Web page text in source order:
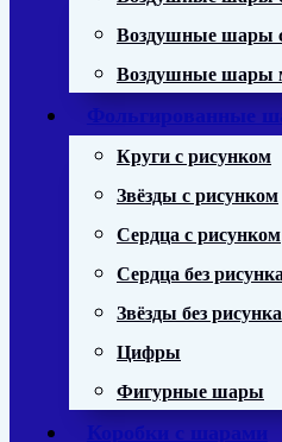
Воздушные шары
Воздушные шары
Фольгированные
Круги с рисунком
Звёзды с рисунком
Сердца с рисунком
Сердца без рисунка
Звёзды без рисунка
Цифры
Фигурные шары
Коробки с шарами